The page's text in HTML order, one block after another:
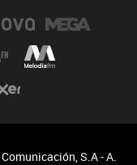
S.A - A.